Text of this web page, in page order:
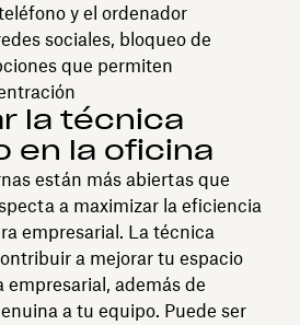
y el ordenador
sociales, bloqueo de
que permiten
la técnica
en la oficina
están más abiertas que
a maximizar la eficiencia
empresarial. La técnica
a mejorar tu espacio
además de
a tu equipo. Puede ser